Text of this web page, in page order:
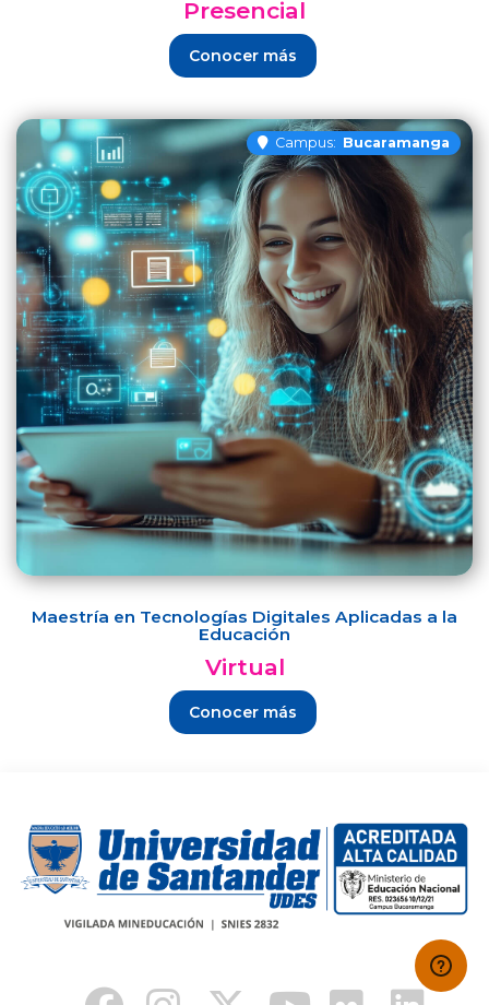
Presencial
Conocer más
Campus: Bucaramanga
Maestría en Tecnologías Digitales Aplicadas a la
Educación
Virtual
Conocer más